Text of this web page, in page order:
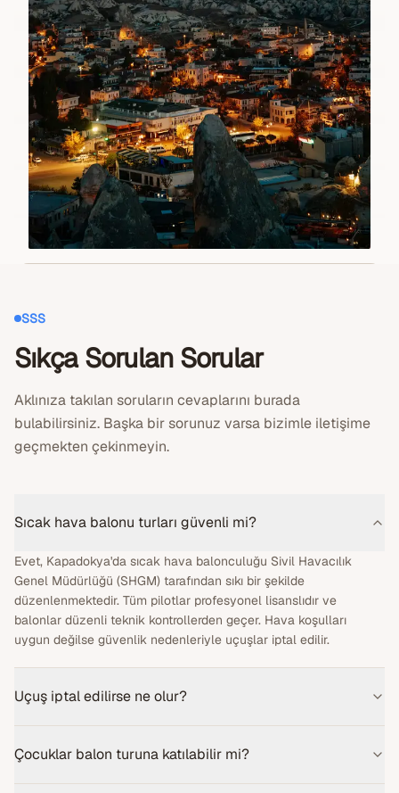
SSS
Sıkça Sorulan Sorular
Aklınıza takılan soruların cevaplarını burada
bulabilirsiniz. Başka bir sorunuz varsa bizimle iletişime
geçmekten çekinmeyin.
Sıcak hava balonu turları güvenli mi?
Evet, Kapadokya'da sıcak hava balonculuğu Sivil Havacılık
Genel Müdürlüğü (SHGM) tarafından sıkı bir şekilde
düzenlenmektedir. Tüm pilotlar profesyonel lisanslıdır ve
balonlar düzenli teknik kontrollerden geçer. Hava koşulları
uygun değilse güvenlik nedenleriyle uçuşlar iptal edilir.
Uçuş iptal edilirse ne olur?
Çocuklar balon turuna katılabilir mi?